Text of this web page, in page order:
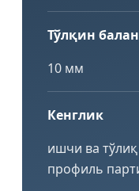
Тўлқин
10 мм
Кенглик
ишчи ва тўлиқ
профиль